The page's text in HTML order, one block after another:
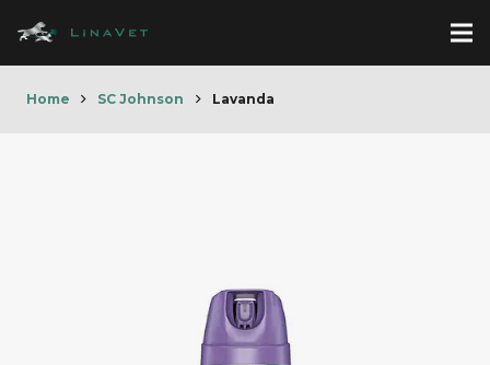
Home SC Johnson Lavanda